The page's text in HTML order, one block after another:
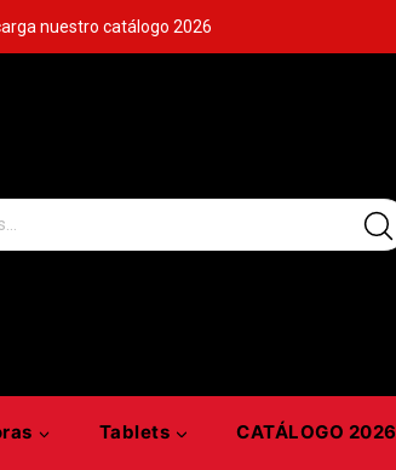
nuestro catálogo 2026
Tablets CATÁLOGO 2026